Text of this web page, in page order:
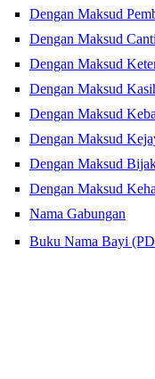
Dengan Maksud
Dengan Maksud
Dengan Maksud
Dengan Maksud
Dengan Maksud
Dengan Maksud
Dengan Maksud
Dengan Maksud
Nama Gabungan
Buku Nama Bayi